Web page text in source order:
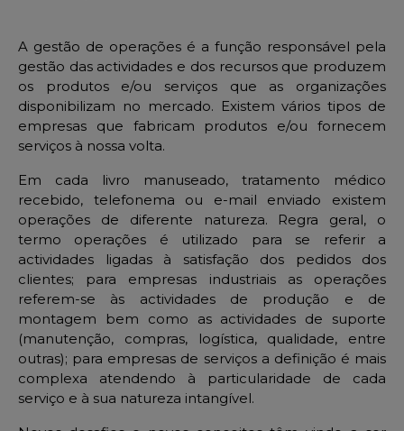
A gestão de operações é a função responsável pela
gestão das actividades e dos recursos que produzem
os produtos e/ou serviços que as organizações
disponibilizam no mercado. Existem vários tipos de
empresas que fabricam produtos e/ou fornecem
serviços à nossa volta.
Em cada livro manuseado, tratamento médico
recebido, telefonema ou e-mail enviado existem
operações de diferente natureza. Regra geral, o
termo operações é utilizado para se referir a
actividades ligadas à satisfação dos pedidos dos
clientes; para empresas industriais as operações
referem-se às actividades de produção e de
montagem bem como as actividades de suporte
(manutenção, compras, logística, qualidade, entre
outras); para empresas de serviços a definição é mais
complexa atendendo à particularidade de cada
serviço e à sua natureza intangível.